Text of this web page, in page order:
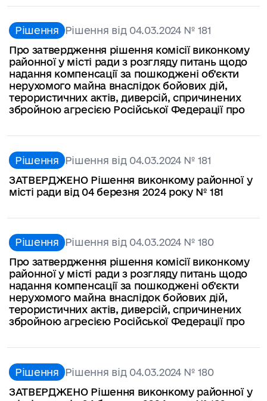
Рішення Рішення від 04.03.2024 № 181
Про затвердження рішення комісії виконкому
районної у місті ради з розгляду питань щодо
надання компенсації за пошкоджені об’єкти
нерухомого майна внаслідок бойових дій,
терористичних актів, диверсій, спричинених
збройною агресією Російської Федерації про
Рішення Рішення від 04.03.2024 № 181
ЗАТВЕРДЖЕНО Рішення виконкому районної у
місті ради від 04 березня 2024 року № 181
Рішення Рішення від 04.03.2024 № 180
Про затвердження рішення комісії виконкому
районної у місті ради з розгляду питань щодо
надання компенсації за пошкоджені об’єкти
нерухомого майна внаслідок бойових дій,
терористичних актів, диверсій, спричинених
збройною агресією Російської Федерації про
Рішення Рішення від 04.03.2024 № 180
ЗАТВЕРДЖЕНО Рішення виконкому районної у